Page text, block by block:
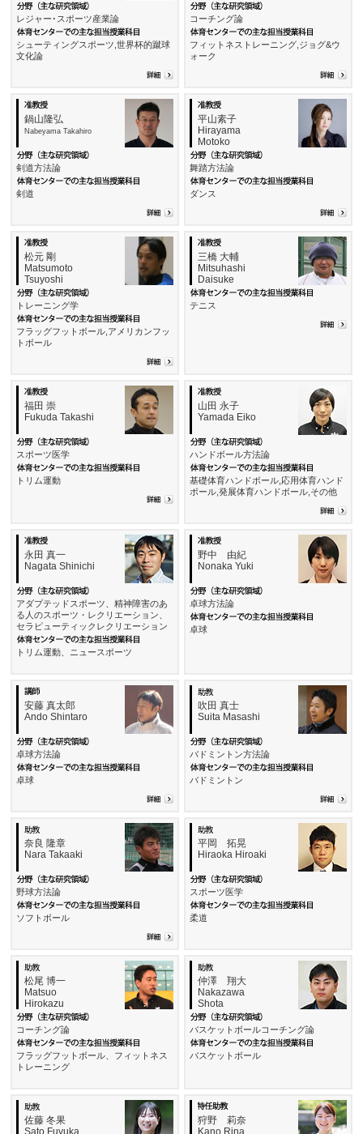
レジャー･スポーツ産業論
シューティングスポーツ,世界杯的蹴球
文化論
コーチング論
フィットネストレーニング,ジョグ&ウ
ォーク
鍋山隆弘
Nabeyama Takahiro
剣道方法論
剣道
平山素子
Hirayama
Motoko
舞踏方法論
ダンス
松元 剛
Matsumoto
Tsuyoshi
トレーニング学
フラッグフットボール,アメリカンフッ
トボール
三橋 大輔
Mitsuhashi
Daisuke
テニス
福田 崇
Fukuda Takashi
スポーツ医学
トリム運動
山田 永子
Yamada Eiko
ハンドボール方法論
基礎体育ハンドボール,応用体育ハンド
ボール,発展体育ハンドボール,その他
永田 真一
Nagata Shinichi
アダプテッドスポーツ、精神障害のあ
る人のスポーツ・レクリエーション、
セラピューティックレクリエーション
トリム運動、ニュースポーツ
野中 由紀
Nonaka Yuki
卓球方法論
卓球
安藤 真太郎
Ando Shintaro
卓球方法論
卓球
吹田 真士
Suita Masashi
バドミントン方法論
バドミントン
奈良 隆章
Nara Takaaki
野球方法論
ソフトボール
平岡 拓晃
Hiraoka Hiroaki
スポーツ医学
柔道
松尾 博一
Matsuo
Hirokazu
コーチング論
フラッグフットボール、フィットネス
トレーニング
仲澤 翔大
Nakazawa
Shota
バスケットボールコーチング論
バスケットボール
佐藤 冬果
Sato Fuyuka
狩野 莉奈
Kano Rina